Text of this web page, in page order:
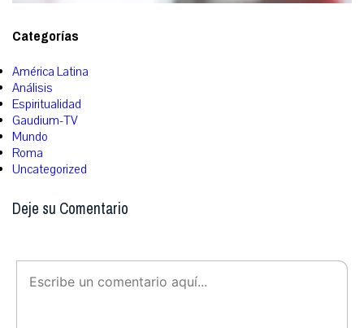
Categorías
América Latina
Análisis
Espiritualidad
Gaudium-TV
Mundo
Roma
Uncategorized
Deje su Comentario